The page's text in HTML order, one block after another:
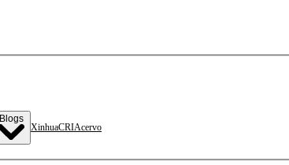
Blogs
XinhuaCRIAcervo